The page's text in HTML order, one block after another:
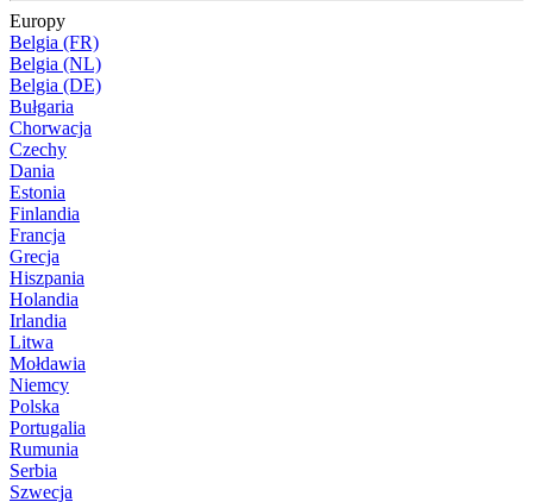
Europy
Belgia (FR)
Belgia (NL)
Belgia (DE)
Bułgaria
Chorwacja
Czechy
Dania
Estonia
Finlandia
Francja
Grecja
Hiszpania
Holandia
Irlandia
Litwa
Mołdawia
Niemcy
Polska
Portugalia
Rumunia
Serbia
Szwecja